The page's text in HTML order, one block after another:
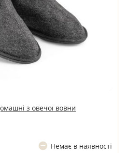
з овечої вовни
Немає в наявності